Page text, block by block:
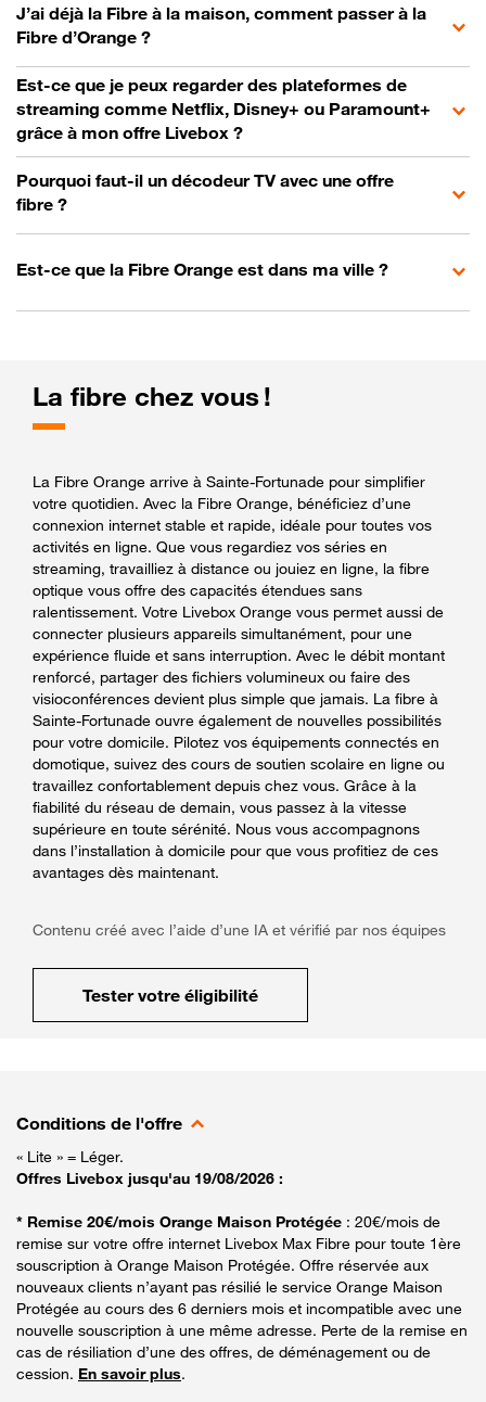
J’ai déjà la Fibre à la maison, comment passer à la
Fibre d’Orange ?
Est-ce que je peux regarder des plateformes de
streaming comme Netflix, Disney+ ou Paramount+
grâce à mon offre Livebox ?
Pourquoi faut-il un décodeur TV avec une offre
fibre ?
Est-ce que la Fibre Orange est dans ma ville ?
La fibre chez vous !
La Fibre Orange arrive à Sainte-Fortunade pour simplifier
votre quotidien. Avec la Fibre Orange, bénéficiez d’une
connexion internet stable et rapide, idéale pour toutes vos
activités en ligne. Que vous regardiez vos séries en
streaming, travailliez à distance ou jouiez en ligne, la fibre
optique vous offre des capacités étendues sans
ralentissement. Votre Livebox Orange vous permet aussi de
connecter plusieurs appareils simultanément, pour une
expérience fluide et sans interruption. Avec le débit montant
renforcé, partager des fichiers volumineux ou faire des
visioconférences devient plus simple que jamais. La fibre à
Sainte-Fortunade ouvre également de nouvelles possibilités
pour votre domicile. Pilotez vos équipements connectés en
domotique, suivez des cours de soutien scolaire en ligne ou
travaillez confortablement depuis chez vous. Grâce à la
fiabilité du réseau de demain, vous passez à la vitesse
supérieure en toute sérénité. Nous vous accompagnons
dans l’installation à domicile pour que vous profitiez de ces
avantages dès maintenant.
Contenu créé avec l’aide d’une IA et vérifié par nos équipes
Tester votre éligibilité
Conditions de l'offre
« Lite » = Léger.
Offres Livebox jusqu'au 19/08/2026 :
* Remise 20€/mois Orange Maison Protégée : 20€/mois de
remise sur votre offre internet Livebox Max Fibre pour toute 1ère
souscription à Orange Maison Protégée. Offre réservée aux
nouveaux clients n’ayant pas résilié le service Orange Maison
Protégée au cours des 6 derniers mois et incompatible avec une
nouvelle souscription à une même adresse. Perte de la remise en
cas de résiliation d’une des offres, de déménagement ou de
cession. En savoir plus.